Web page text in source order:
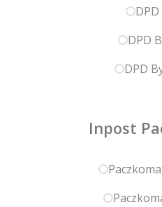
DPD
DPD
Inpost